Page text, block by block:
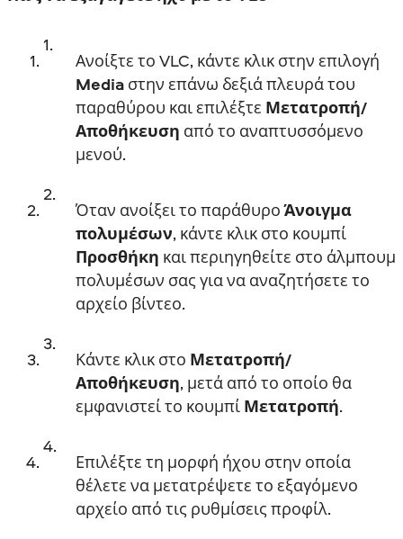
Ανοίξτε το VLC, κάντε κλικ στην επιλογή
Mediaστην επάνω δεξιά πλευρά του
παραθύρου και επιλέξτε Μετατροπή/
Αποθήκευση από το αναπτυσσόμενο
μενού.
Όταν ανοίξει το παράθυροΆνοιγμα
πολυμέσων, κάντε κλικ στο κουμπί
Προσθήκη και περιηγηθείτε στο άλμπουμ
πολυμέσων σας για να αναζητήσετε το
αρχείο βίντεο.
Κάντε κλικ στο Μετατροπή/
Αποθήκευση, μετά από το οποίο θα
εμφανιστεί το κουμπί Μετατροπή.
Επιλέξτε τη μορφή ήχου στην οποία
θέλετε να μετατρέψετε το εξαγόμενο
αρχείο από τις ρυθμίσεις προφίλ.